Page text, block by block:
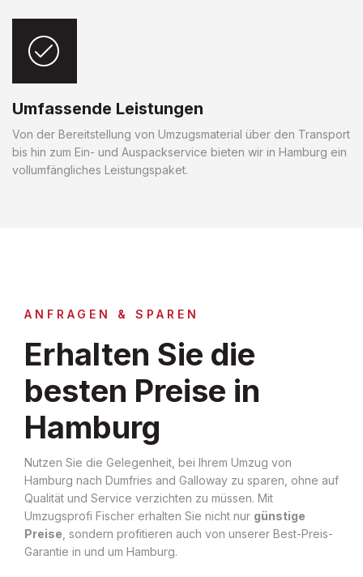
Umfassende Leistungen
Von der Bereitstellung von Umzugsmaterial über den Transport
bis hin zum Ein- und Auspackservice bieten wir in Hamburg ein
vollumfängliches Leistungspaket.
ANFRAGEN & SPAREN
Erhalten Sie die
besten Preise in
Hamburg
Nutzen Sie die Gelegenheit, bei Ihrem Umzug von
Hamburg nach Dumfries and Galloway zu sparen, ohne auf
Qualität und Service verzichten zu müssen. Mit
Umzugsprofi Fischer erhalten Sie nicht nur günstige
Preise , sondern profitieren auch von unserer Best-Preis-
Garantie in und um Hamburg.